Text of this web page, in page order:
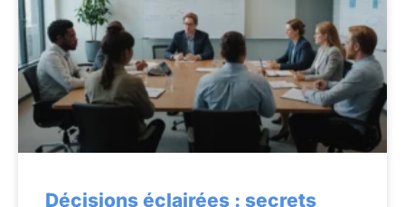
Décisions éclairées : secrets